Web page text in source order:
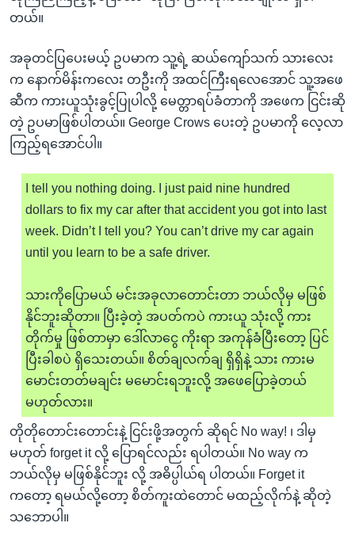
တယ်။
အခုတင်ပြပေးမယ့် ဥပမာက သူ့ရဲ့ ဆယ်ကျော်သက် သားလေး
က နောက်မိန်းကလေး တဦးကို အထင်ကြီးရလေအောင် သူ့အဖေ
ဆီက ကားယူသုံးခွင့်ပြုပါလို့ မေတ္တာရပ်ခံတာကို အဖေက ငြင်းဆို
တဲ့ ဥပမာဖြစ်ပါတယ်။ George Crows ပေးတဲ့ ဥပမာကို လေ့လာ
ကြည့်ရအောင်ပါ။
I tell you nothing doing. I just paid nine hundred
dollars to fix my car after that accident you got into last
week. Didn’t I tell you? You can’t drive my car again
until you learn to be a safe driver.
သားကိုပြောမယ် မင်းအခုလာတောင်းတာ ဘယ်လိုမှ မဖြစ်
နိုင်ဘူးဆိုတာ။ ပြီးခဲ့တဲ့ အပတ်ကပဲ ကားယူ သုံးလို့ ကား
တိုက်မှု ဖြစ်တာမှာ ဒေါ်လာငွေ ကိုးရာ အကုန်ခံပြီးတော့ ပြင်
ပြီးခါစပဲ ရှိသေးတယ်။ စိတ်ချလက်ချ ရှိရှိနဲ့ သား ကားမ
မောင်းတတ်မချင်း မမောင်းရဘူးလို့ အဖေပြောခဲ့တယ်
မဟုတ်လား။
တိုတိုတောင်းတောင်းနဲ့ ငြင်းဖို့အတွက် ဆိုရင် No way! ၊ ဒါမှ
မဟုတ် forget it လို့ ပြောရင်လည်း ရပါတယ်။ No way က
ဘယ်လိုမှ မဖြစ်နိုင်ဘူး လို့ အဓိပ္ပါယ်ရ ပါတယ်။ Forget it
ကတော့ ရမယ်လို့တော့ စိတ်ကူးထဲတောင် မထည့်လိုက်နဲ့ ဆိုတဲ့
သဘောပါ။